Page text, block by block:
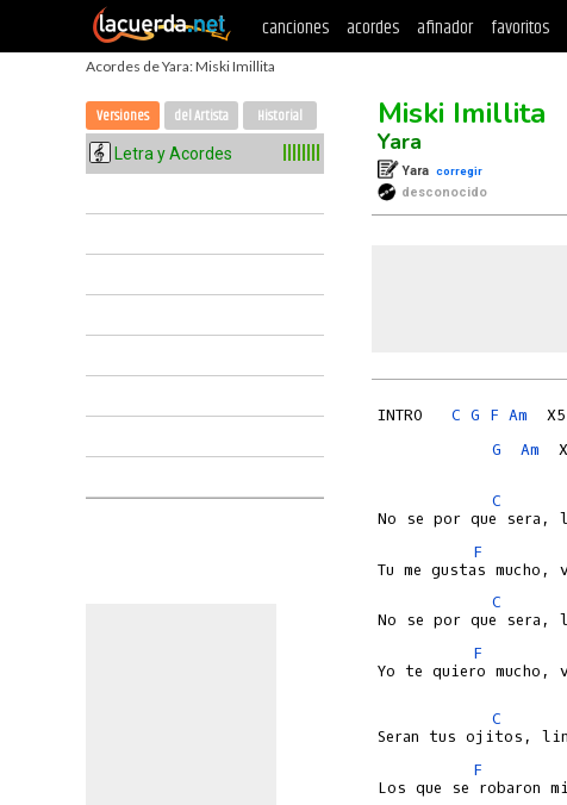
canciones acordes afinador favoritos
Acordes de Yara: Miski Imillita
Versiones del Artista Historial
Letra y Acordes
Miski Imillita
Yara
Yara corregir
desconocido
INTRO C G F Am
G
Am
C
F
C
F
Yo te quiero mucho,
C
F